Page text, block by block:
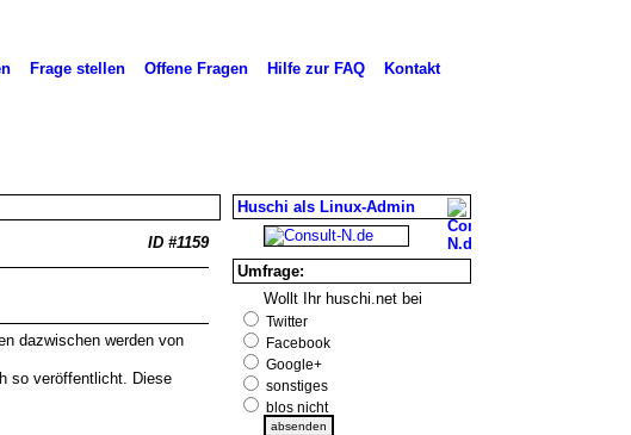
Kontakt
Hilfe zur FAQ
Offene Fragen
Frage stellen
Huschi als Linux-Admin
Umfrage:
Wollt Ihr huschi.net bei
Twitter
Facebook
Google+
sonstiges
blos nicht
ID #1159
dazwischen werden von
so veröffentlicht. Diese